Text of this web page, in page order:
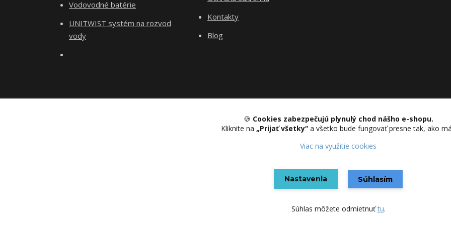
Vodovodné batérie
UNITWIST systém na rozvod
vody
Kontakty
Blog
🍪 Cookies zabezpečujú plynulý chod nášho e-shopu.
Kliknite na „Prijať všetky“ a všetko bude fungovať presne tak, ako
Viac na využitie cookies
Nastavenia Súhlasím
Súhlas môžete odmietnuťtu.